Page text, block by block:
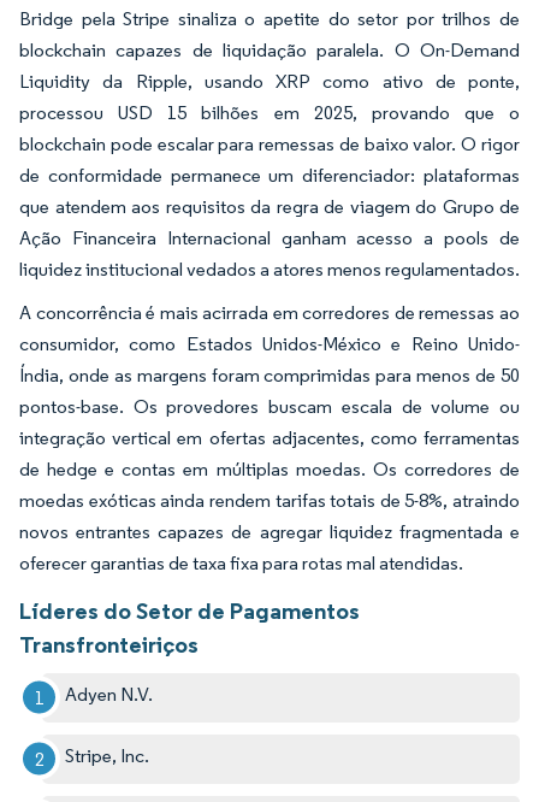
Bridge pela Stripe sinaliza o apetite do setor por trilhos de
blockchain capazes de liquidação paralela. O On-Demand
Liquidity da Ripple, usando XRP como ativo de ponte,
processou USD 15 bilhões em 2025, provando que o
blockchain pode escalar para remessas de baixo valor. O rigor
de conformidade permanece um diferenciador: plataformas
que atendem aos requisitos da regra de viagem do Grupo de
Ação Financeira Internacional ganham acesso a pools de
liquidez institucional vedados a atores menos regulamentados.
A concorrência é mais acirrada em corredores de remessas ao
consumidor, como Estados Unidos-México e Reino Unido-
Índia, onde as margens foram comprimidas para menos de 50
pontos-base. Os provedores buscam escala de volume ou
integração vertical em ofertas adjacentes, como ferramentas
de hedge e contas em múltiplas moedas. Os corredores de
moedas exóticas ainda rendem tarifas totais de 5-8%, atraindo
novos entrantes capazes de agregar liquidez fragmentada e
oferecer garantias de taxa fixa para rotas mal atendidas.
Líderes do Setor de Pagamentos
Transfronteiriços
Adyen N.V.
Stripe, Inc.